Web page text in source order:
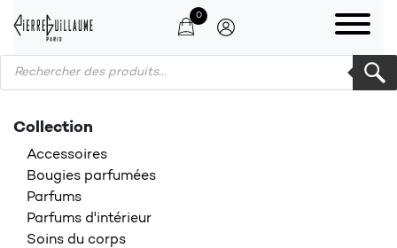
0
Products search
Collection
Accessoires
Bougies parfumées
Parfums
Parfums d'intérieur
Soins du corps